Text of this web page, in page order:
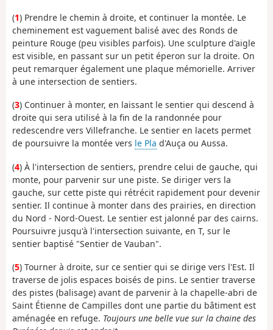
(1) Prendre le chemin à droite, et continuer la montée. Le
cheminement est vaguement balisé avec des Ronds de
peinture Rouge (peu visibles parfois). Une sculpture d'aigle
est visible, en passant sur un petit éperon sur la droite. On
peut remarquer également une plaque mémorielle. Arriver
à une intersection de sentiers.
(3) Continuer à monter, en laissant le sentier qui descend à
droite qui sera utilisé à la fin de la randonnée pour
redescendre vers Villefranche. Le sentier en lacets permet
de poursuivre la montée vers le Pla d'Auça ou Aussa.
(4) À l'intersection de sentiers, prendre celui de gauche, qui
monte, pour parvenir sur une piste. Se diriger vers la
gauche, sur cette piste qui rétrécit rapidement pour devenir
sentier. Il continue à monter dans des prairies, en direction
du Nord - Nord-Ouest. Le sentier est jalonné par des cairns.
Poursuivre jusqu'à l'intersection suivante, en T, sur le
sentier baptisé "Sentier de Vauban".
(5) Tourner à droite, sur ce sentier qui se dirige vers l'Est. Il
traverse de jolis espaces boisés de pins. Le sentier traverse
des pistes (balisage) avant de parvenir à la chapelle-abri de
Saint Étienne de Campilles dont une partie du bâtiment est
aménagée en refuge. Toujours une belle vue sur la chaine des